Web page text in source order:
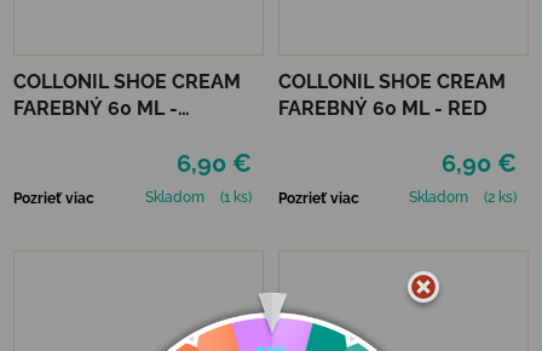
COLLONIL SHOE CREAM
FAREBNÝ 60 ML -
6,90 €
Pozrieť viac Skladom (1 ks)
COLLONIL SHOE CREAM
FAREBNÝ 60 ML - RED
6,90 €
Pozrieť viac Skladom (2 ks)